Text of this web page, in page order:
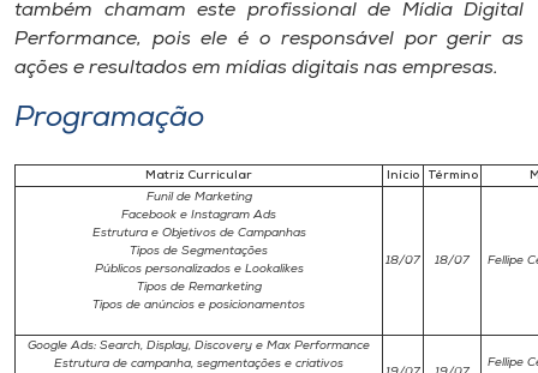
Museu
Store
também chamam este profissional de Mídia Digital
Performance, pois ele é o responsável por gerir as
ações e resultados em mídias digitais nas empresas.
Programação
Matriz Curricular Início Término
Funil de Marketing
Facebook e Instagram Ads
Estrutura e Objetivos de Campanhas
Tipos de Segmentações
Públicos personalizados e Lookalikes
Tipos de Remarketing
Tipos de anúncios e posicionamentos
18/07 18/07 Fellipe
Google Ads: Search, Display, Discovery e Max Performance
Estrutura de campanha, segmentações e criativos
Fellipe